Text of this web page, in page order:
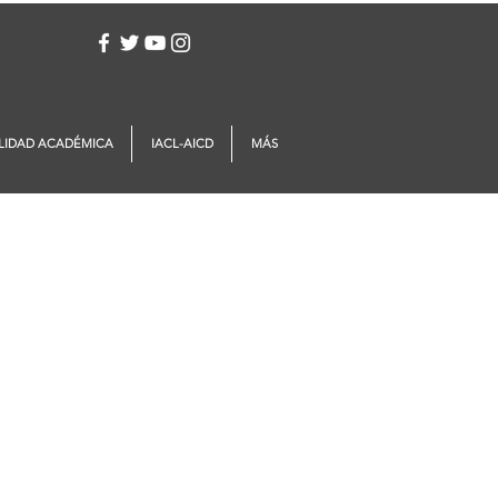
ACADÉMICA IACL-AICD MÁS